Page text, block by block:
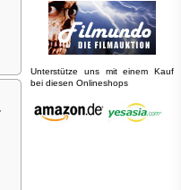
Unterstütze uns mit einem Kauf
bei diesen Onlineshops